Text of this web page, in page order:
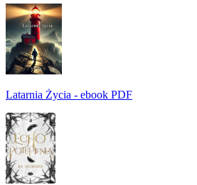
Latarnia Życia - ebook PDF